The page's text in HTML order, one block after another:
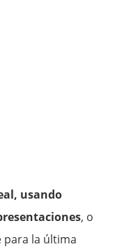
usando
, o
para la última